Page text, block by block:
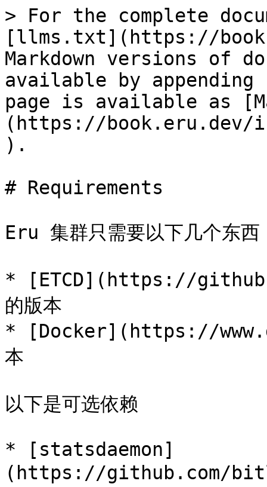
> For the complete
[llms.txt](https://
Markdown versions of
available by
page is available as
(https://book.eru.dev/
).
# Requirements
Eru 集群只需要以下几个东西
* [ETCD](https://
的版本
* [Docker](https://
本
以下是可选依赖
* [statsdaemon]
(https://github.com/